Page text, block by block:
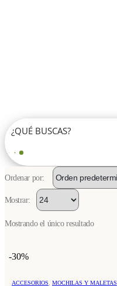
Ordenar por:
Mostrar:
Mostrando el único resultado
-30%
ACCESORIOS MOCHILAS Y MALETAS